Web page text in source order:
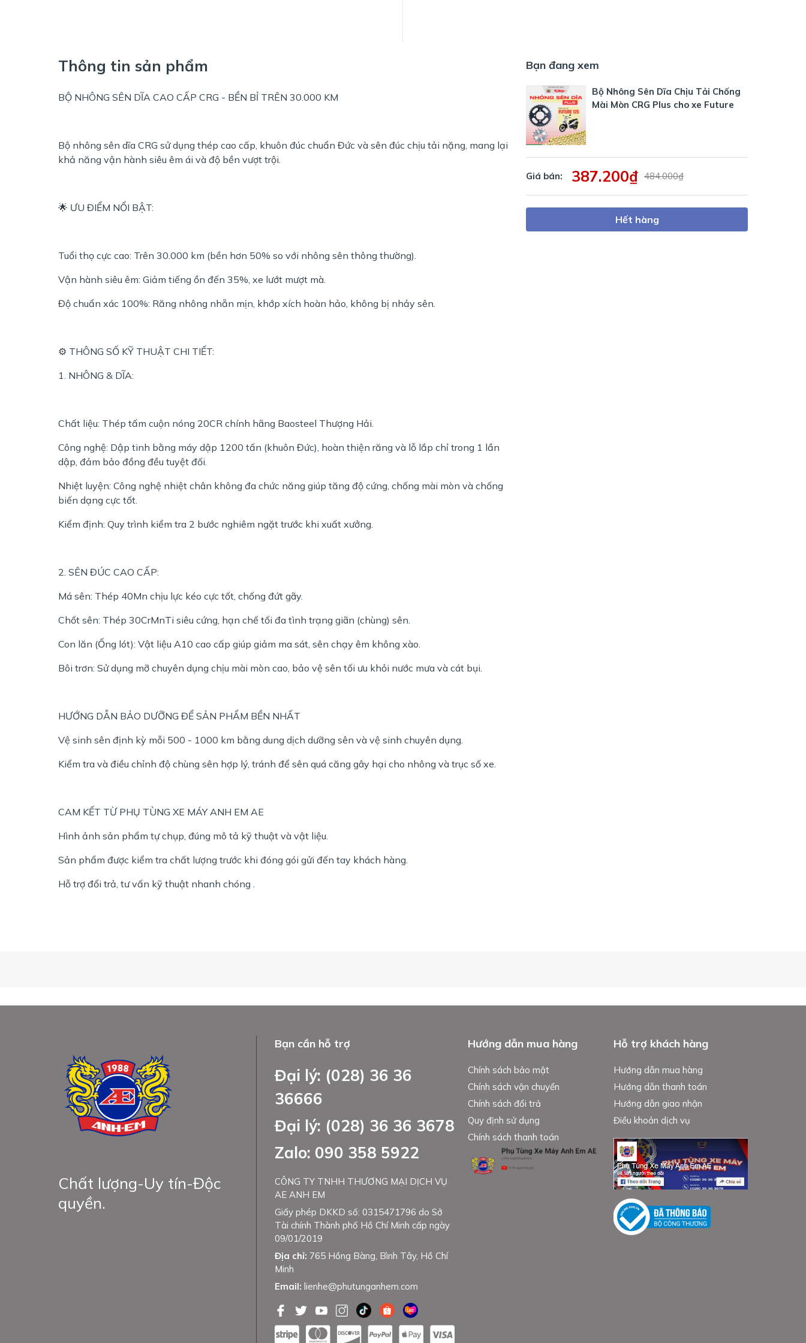
Thông tin sản phẩm
BỘ NHÔNG SÊN DĨA CAO CẤP CRG - BỀN BỈ TRÊN 30.000 KM
Bộ nhông sên dĩa CRG sử dụng thép cao cấp, khuôn đúc chuẩn Đức và sên đúc chịu tải nặng, mang lại
khả năng vận hành siêu êm ái và độ bền vượt trội.
🌟 ƯU ĐIỂM NỔI BẬT:
Tuổi thọ cực cao: Trên 30.000 km (bền hơn 50% so với nhông sên thông thường).
Vận hành siêu êm: Giảm tiếng ồn đến 35%, xe lướt mượt mà.
Độ chuẩn xác 100%: Răng nhông nhẵn mịn, khớp xích hoàn hảo, không bị nhảy sên.
⚙️ THÔNG SỐ KỸ THUẬT CHI TIẾT:
1. NHÔNG & DĨA:
Chất liệu: Thép tấm cuộn nóng 20CR chính hãng Baosteel Thượng Hải.
Công nghệ: Dập tinh bằng máy dập 1200 tấn (khuôn Đức), hoàn thiện răng và lỗ lắp chỉ trong 1 lần
dập, đảm bảo đồng đều tuyệt đối.
Nhiệt luyện: Công nghệ nhiệt chân không đa chức năng giúp tăng độ cứng, chống mài mòn và chống
biến dạng cực tốt.
Kiểm định: Quy trình kiểm tra 2 bước nghiêm ngặt trước khi xuất xưởng.
2. SÊN ĐÚC CAO CẤP:
Má sên: Thép 40Mn chịu lực kéo cực tốt, chống đứt gãy.
Chốt sên: Thép 30CrMnTi siêu cứng, hạn chế tối đa tình trạng giãn (chùng) sên.
Con lăn (Ống lót): Vật liệu A10 cao cấp giúp giảm ma sát, sên chạy êm không xào.
Bôi trơn: Sử dụng mỡ chuyên dụng chịu mài mòn cao, bảo vệ sên tối ưu khỏi nước mưa và cát bụi.
HƯỚNG DẪN BẢO DƯỠNG ĐỂ SẢN PHẨM BỀN NHẤT
Vệ sinh sên định kỳ mỗi 500 - 1000 km bằng dung dịch dưỡng sên và vệ sinh chuyên dụng.
Kiểm tra và điều chỉnh độ chùng sên hợp lý, tránh để sên quá căng gây hại cho nhông và trục số xe.
CAM KẾT TỪ PHỤ TÙNG XE MÁY ANH EM AE
Hình ảnh sản phẩm tự chụp, đúng mô tả kỹ thuật và vật liệu.
Sản phẩm được kiểm tra chất lượng trước khi đóng gói gửi đến tay khách hàng.
Hỗ trợ đổi trả, tư vấn kỹ thuật nhanh chóng .
Bạn đang xem
Bộ Nhông Sên Dĩa Chịu Tải Chống
Mài Mòn CRG Plus cho xe Future
Giá bán: 387.200₫ 484.000₫
Hết hàng
Chất lượng-Uy tín-Độc
quyền.
Bạn cần hỗ trợ
Đại lý: (028) 36 36
36666
Đại lý: (028) 36 36 3678
Zalo: 090 358 5922
CÔNG TY TNHH THƯƠNG MẠI DỊCH VỤ
AE ANH EM
Giấy phép DKKD số: 0315471796 do Sở
Tài chính Thành phố Hồ Chí Minh cấp ngày
09/01/2019
Địa chỉ: 765 Hồng Bàng, Bình Tây, Hồ Chí
Minh
Email:lienhe@phutunganhem.com
Hướng dẫn mua hàng
Chính sách bảo mật
Chính sách vận chuyển
Chính sách đổi trả
Quy định sử dụng
Chính sách thanh toán
Hỗ trợ khách hàng
Hướng dẫn mua hàng
Hướng dẫn thanh toán
Hướng dẫn giao nhận
Điều khoản dịch vụ